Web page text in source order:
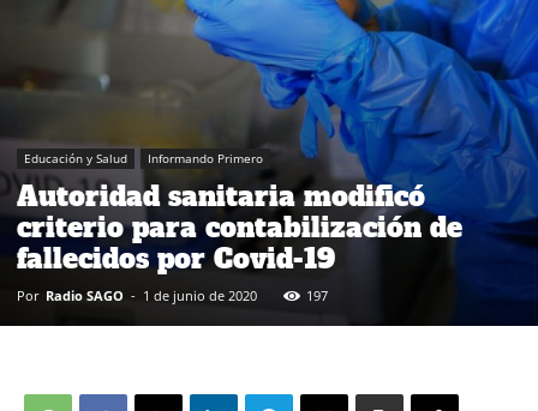
Educación y Salud Informando Primero
Autoridad sanitaria modificó
criterio para contabilización de
fallecidos por Covid-19
Por Radio SAGO - 1 de junio de 2020 197